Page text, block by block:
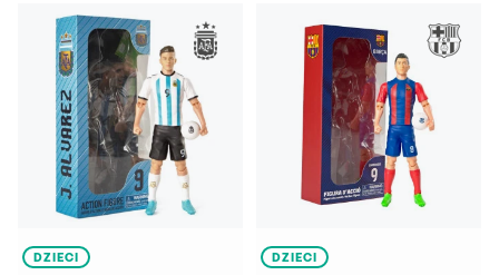
DZIECI DZIECI